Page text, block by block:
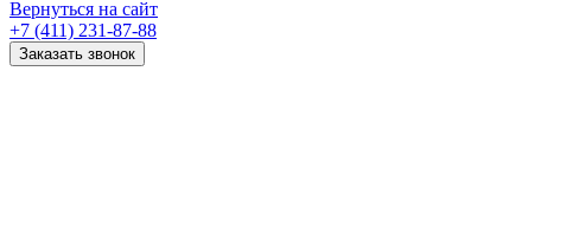
Вернуться на сайт
+7 (411) 231-87-88
Заказать звонок